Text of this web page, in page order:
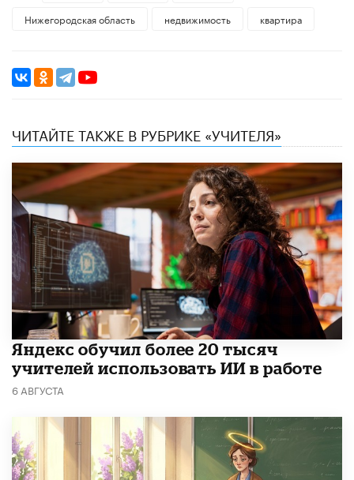
Нижегородская область
недвижимость квартира
ЧИТАЙТЕ ТАКЖЕ В РУБРИКЕ «УЧИТЕЛЯ»
​Яндекс обучил более 20 тысяч
учителей использовать ИИ в работе
6 АВГУСТА